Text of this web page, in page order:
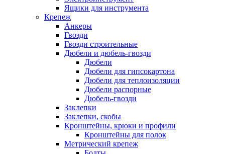
Ящики для инструмента
Крепеж
Анкеры
Гвозди
Гвозди строительные
Дюбели и дюбель-гвозди
Дюбели
Дюбели для гипсокартона
Дюбели для теплоизоляции
Дюбели распорные
Дюбель-гвозди
Заклепки
Заклепки, скобы
Кронштейны, крюки и профили
Кронштейны для полок
Метрический крепеж